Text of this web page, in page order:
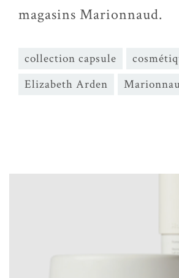
magasins Marionnaud.
collection capsule
Elizabeth Arden